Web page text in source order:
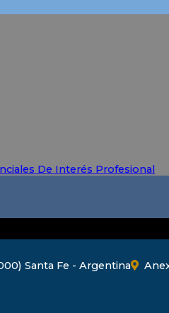
De Interés Profesional
Santa Fe - Argentina